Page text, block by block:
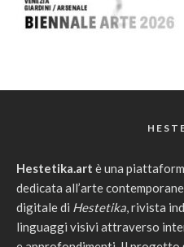
Hestetika.art è una
dedicata all’arte
digitale di Hestetika, rivista
linguaggi visivi attraverso